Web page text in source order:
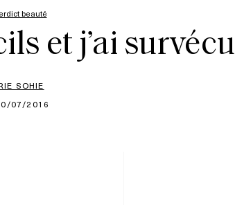
beauté
et j’ai survécu
SOHIE
07/2016